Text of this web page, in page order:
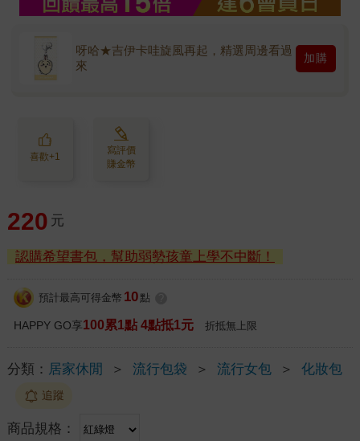
呀哈★吉伊卡哇旋風再起，精選周邊看過
來
加購
喜歡+1
寫評價
賺金幣
220 元
認購希望書包，幫助弱勢孩童上學不中斷！
預計最高可得金幣 10 點
HAPPY GO享100累1點 4點抵1元 折抵無上限
分類： 居家休閒 ＞ 流行包袋 ＞ 流行女包 ＞ 化妝包
追蹤
商品規格：